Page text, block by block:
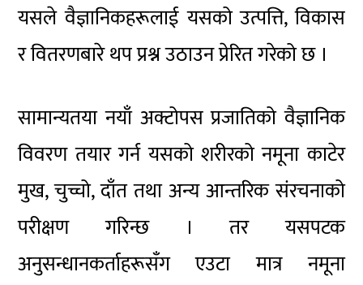
यसले वैज्ञानिकहरूलाई यसको उत्पत्ति, विकास
र वितरणबारे थप प्रश्न उठाउन प्रेरित गरेको छ ।
सामान्यतया नयाँ अक्टोपस प्रजातिको वैज्ञानिक
विवरण तयार गर्न यसको शरीरको नमूना काटेर
मुख, चुच्चो, दाँत तथा अन्य आन्तरिक संरचनाको
परीक्षण गरिन्छ । तर यसपटक
अनुसन्धानकर्ताहरूसँग एउटा मात्र नमूना